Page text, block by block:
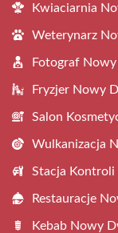
Kwiaciarnia
Weterynarz
Fotograf
Fryzjer Nowy
Salon
Wulkanizacja
Stacja
Restauracje
Kebab Nowy